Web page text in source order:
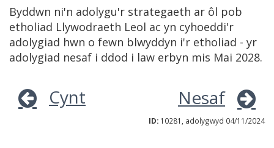
Byddwn ni'n adolygu'r strategaeth ar ôl pob
etholiad Llywodraeth Leol ac yn cyhoeddi'r
adolygiad hwn o fewn blwyddyn i'r etholiad - yr
adolygiad nesaf i ddod i law erbyn mis Mai 2028.
Cynt Nesaf
ID: 10281, adolygwyd 04/11/2024